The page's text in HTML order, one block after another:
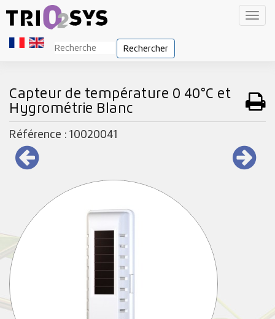
Rechercher
Capteur de température 0 40°C et
Hygrométrie Blanc
Référence : 10020041